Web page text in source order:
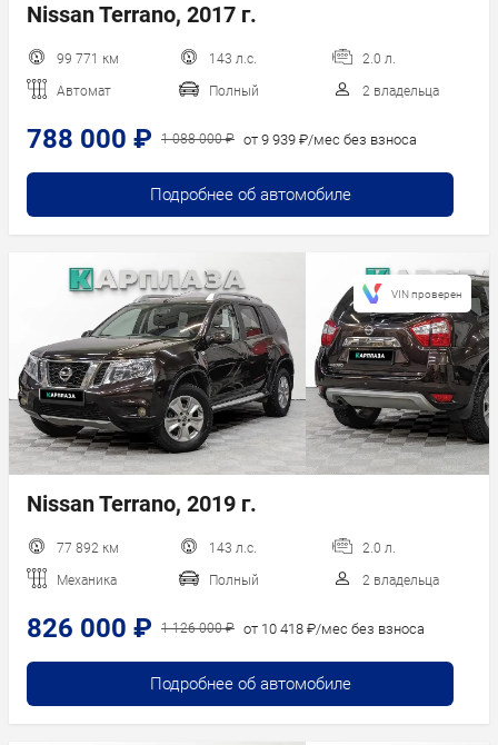
Nissan Terrano, 2017 г.
99 771 км 143 л.с. 2.0 л.
Автомат Полный 2 владельца
788 000 ₽ 1 088 000 ₽ от 9 939 ₽/мес без взноса
Подробнее об автомобиле
Nissan Terrano, 2019 г.
77 892 км 143 л.с. 2.0 л.
Механика Полный 2 владельца
826 000 ₽ 1 126 000 ₽ от 10 418 ₽/мес без взноса
Подробнее об автомобиле
VIN проверен